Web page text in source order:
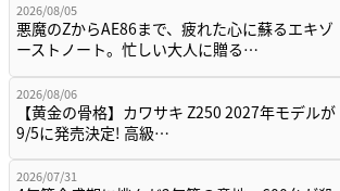
2026/08/05
悪魔のZからAE86まで、疲れた心に蘇るエキゾ
ーストノート。忙しい大人に贈る…
2026/08/06
【黄金の骨格】カワサキ Z250 2027年モデルが
9/5に発売決定! 高級…
2026/07/31